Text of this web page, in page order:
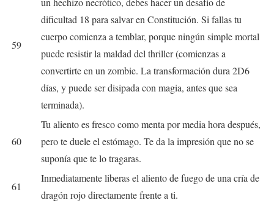
59
dificultad 18 para salvar en Constitución. Si fallas tu
cuerpo comienza a temblar, porque ningún simple mortal
puede resistir la maldad del thriller (comienzas a
convertirte en un zombie. La transformación dura 2D6
días, y puede ser disipada con magia, antes que sea
terminada).
60
Tu aliento es fresco como menta por media hora después,
pero te duele el estómago. Te da la impresión que no se
suponía que te lo tragaras.
61
Inmediatamente liberas el aliento de fuego de una cría de
dragón rojo directamente frente a ti.